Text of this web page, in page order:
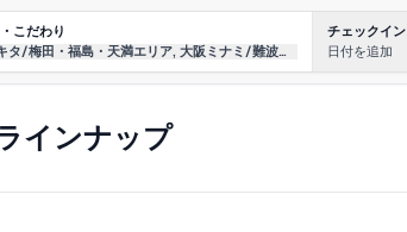
こだわり
タ/梅田・福島・天満エリア, 大阪ミナミ/難波・心斎橋・日本橋エ
チェックイン
日付を追加
インナップ